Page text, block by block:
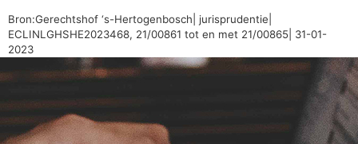
Bron:Gerechtshof ‘s-Hertogenbosch| jurisprudentie|
ECLINLGHSHE2023468, 21/00861 tot en met 21/00865| 31-01-
2023